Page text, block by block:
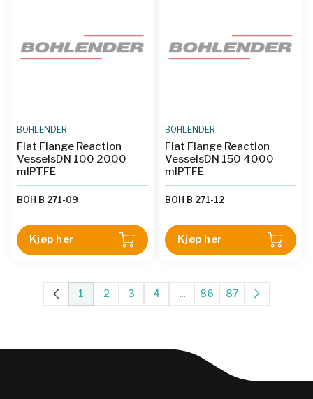
BOHLENDER
Flat Flange Reaction
VesselsDN 100 2000
mlPTFE
BOH B 271-09
Kjøp her
BOHLENDER
Flat Flange Reaction
VesselsDN 150 4000
mlPTFE
BOH B 271-12
Kjøp her
1 2 3 4 ... 86 87